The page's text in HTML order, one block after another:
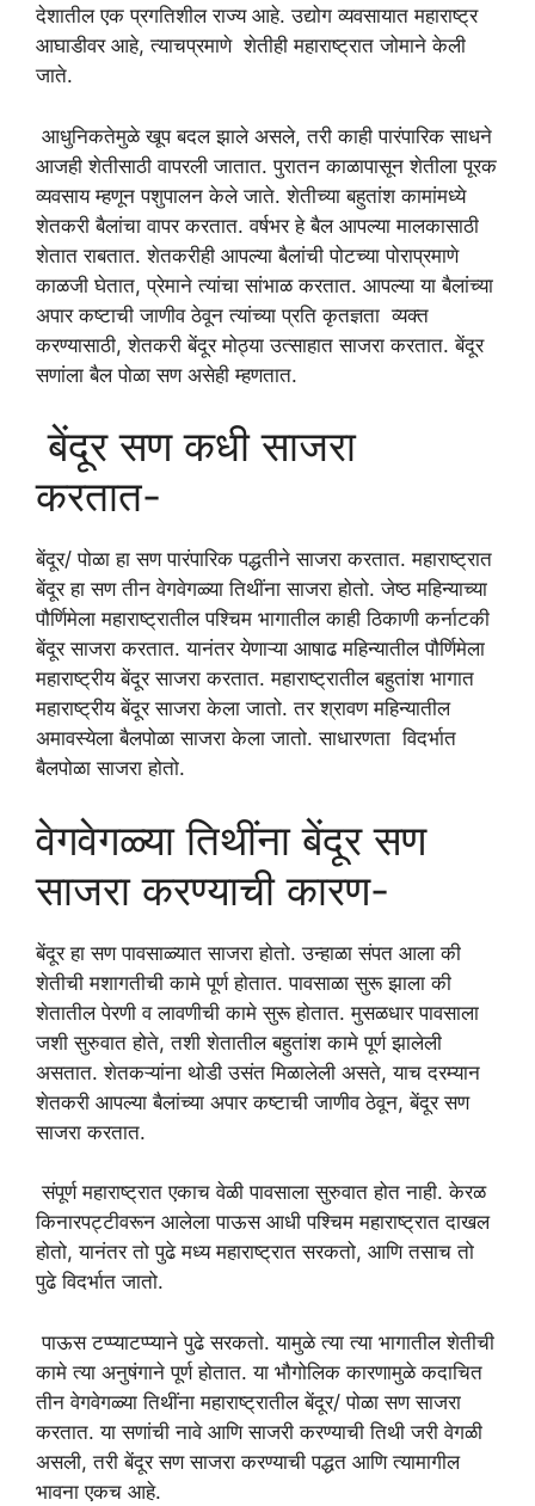
देशातील एक प्रगतिशील राज्य आहे. उद्योग व्यवसायात महाराष्ट्र
आघाडीवर आहे, त्याचप्रमाणे शेतीही महाराष्ट्रात जोमाने केली
जाते.
आधुनिकतेमुळे खूप बदल झाले असले, तरी काही पारंपारिक साधने
आजही शेतीसाठी वापरली जातात. पुरातन काळापासून शेतीला पूरक
व्यवसाय म्हणून पशुपालन केले जाते. शेतीच्या बहुतांश कामांमध्ये
शेतकरी बैलांचा वापर करतात. वर्षभर हे बैल आपल्या मालकासाठी
शेतात राबतात. शेतकरीही आपल्या बैलांची पोटच्या पोराप्रमाणे
काळजी घेतात, प्रेमाने त्यांचा सांभाळ करतात. आपल्या या बैलांच्या
अपार कष्टाची जाणीव ठेवून त्यांच्या प्रति कृतज्ञता व्यक्त
करण्यासाठी, शेतकरी बेंदूर मोठ्या उत्साहात साजरा करतात. बेंदूर
सणांला बैल पोळा सण असेही म्हणतात.
बेंदूर सण कधी साजरा
करतात-
बेंदूर/ पोळा हा सण पारंपारिक पद्धतीने साजरा करतात. महाराष्ट्रात
बेंदूर हा सण तीन वेगवेगळ्या तिथींना साजरा होतो. जेष्ठ महिन्याच्या
पौर्णिमेला महाराष्ट्रातील पश्चिम भागातील काही ठिकाणी कर्नाटकी
बेंदूर साजरा करतात. यानंतर येणाऱ्या आषाढ महिन्यातील पौर्णिमेला
महाराष्ट्रीय बेंदूर साजरा करतात. महाराष्ट्रातील बहुतांश भागात
महाराष्ट्रीय बेंदूर साजरा केला जातो. तर श्रावण महिन्यातील
अमावस्येला बैलपोळा साजरा केला जातो. साधारणता विदर्भात
बैलपोळा साजरा होतो.
वेगवेगळ्या तिथींना बेंदूर सण
साजरा करण्याची कारण-
बेंदूर हा सण पावसाळ्यात साजरा होतो. उन्हाळा संपत आला की
शेतीची मशागतीची कामे पूर्ण होतात. पावसाळा सुरू झाला की
शेतातील पेरणी व लावणीची कामे सुरू होतात. मुसळधार पावसाला
जशी सुरुवात होते, तशी शेतातील बहुतांश कामे पूर्ण झालेली
असतात. शेतकऱ्यांना थोडी उसंत मिळालेली असते, याच दरम्यान
शेतकरी आपल्या बैलांच्या अपार कष्टाची जाणीव ठेवून, बेंदूर सण
साजरा करतात.
संपूर्ण महाराष्ट्रात एकाच वेळी पावसाला सुरुवात होत नाही. केरळ
किनारपट्टीवरून आलेला पाऊस आधी पश्चिम महाराष्ट्रात दाखल
होतो, यानंतर तो पुढे मध्य महाराष्ट्रात सरकतो, आणि तसाच तो
पुढे विदर्भात जातो.
पाऊस टप्प्याटप्प्याने पुढे सरकतो. यामुळे त्या त्या भागातील शेतीची
कामे त्या अनुषंगाने पूर्ण होतात. या भौगोलिक कारणामुळे कदाचित
तीन वेगवेगळ्या तिथींना महाराष्ट्रातील बेंदूर/ पोळा सण साजरा
करतात. या सणांची नावे आणि साजरी करण्याची तिथी जरी वेगळी
असली, तरी बेंदूर सण साजरा करण्याची पद्धत आणि त्यामागील
भावना एकच आहे.